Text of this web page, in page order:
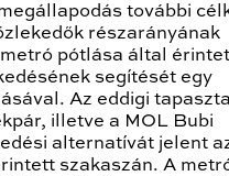
további
részarányának
pótlása által
segítését egy
Az eddigi
illetve a MOL Bubi
alternatívát jelent
szakaszán. A